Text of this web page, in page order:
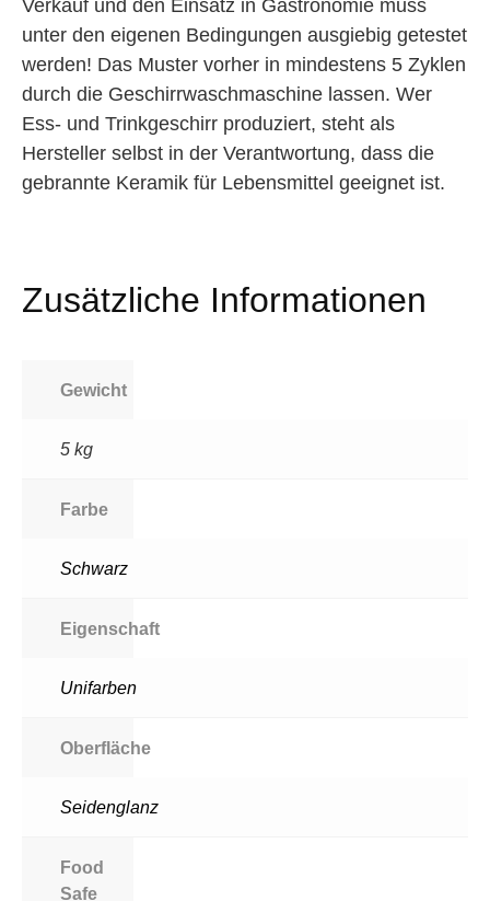
Verkauf und den Einsatz in Gastronomie muss
unter den eigenen Bedingungen ausgiebig getestet
werden! Das Muster vorher in mindestens 5 Zyklen
durch die Geschirrwaschmaschine lassen. Wer
Ess- und Trinkgeschirr produziert, steht als
Hersteller selbst in der Verantwortung, dass die
gebrannte Keramik für Lebensmittel geeignet ist.
Zusätzliche Informationen
Gewicht
5 kg
Farbe
Schwarz
Eigenschaft
Unifarben
Oberfläche
Seidenglanz
Food
Safe